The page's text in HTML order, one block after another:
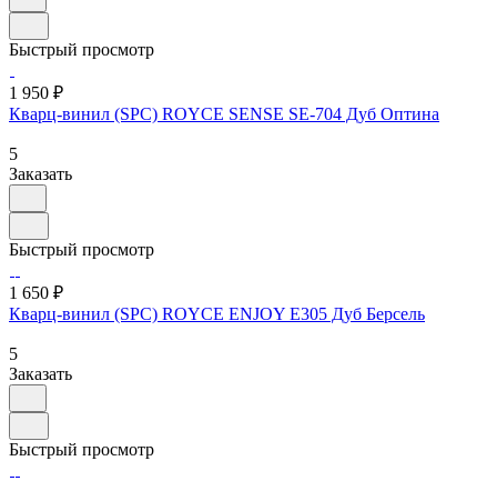
Быстрый просмотр
1 950 ₽
Кварц-винил (SPC) ROYCE SENSE SE-704 Дуб Оптина
5
Заказать
Быстрый просмотр
1 650 ₽
Кварц-винил (SPC) ROYCE ENJOY Е305 Дуб Берсель
5
Заказать
Быстрый просмотр